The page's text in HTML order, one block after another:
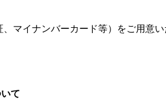
マイナンバーカード等）をご用意
て